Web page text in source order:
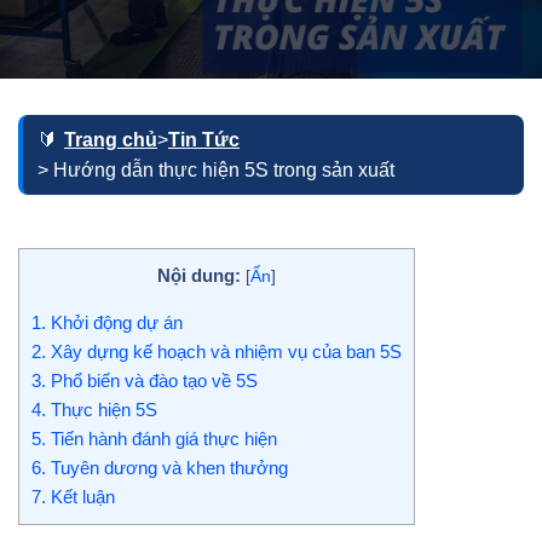
Trang chủ>Tin Tức
> Hướng dẫn thực hiện 5S trong sản xuất
Nội dung: [Ẩn]
1. Khởi động dự án
2. Xây dựng kế hoạch và nhiệm vụ của ban 5S
3. Phổ biến và đào tạo về 5S
4. Thực hiện 5S
5. Tiến hành đánh giá thực hiện
6. Tuyên dương và khen thưởng
7. Kết luận